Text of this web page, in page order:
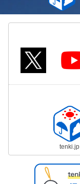
tenki.jp